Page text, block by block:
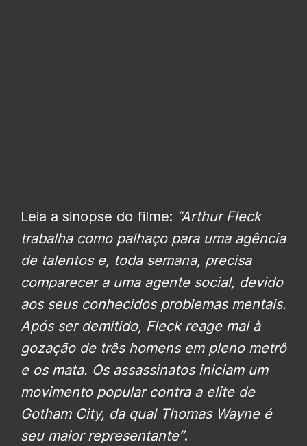
Leia a sinopse do filme: “Arthur Fleck
trabalha como palhaço para uma agência
de talentos e, toda semana, precisa
comparecer a uma agente social, devido
aos seus conhecidos problemas mentais.
Após ser demitido, Fleck reage mal à
gozação de três homens em pleno metrô
e os mata. Os assassinatos iniciam um
movimento popular contra a elite de
Gotham City, da qual Thomas Wayne é
seu maior representante”.